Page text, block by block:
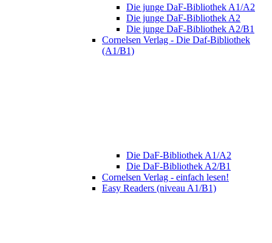
Die junge DaF-Bibliothek A1/A2
Die junge DaF-Bibliothek A2
Die junge DaF-Bibliothek A2/B1
Cornelsen Verlag - Die Daf-Bibliothek
(A1/B1)
Die DaF-Bibliothek A1/A2
Die DaF-Bibliothek A2/B1
Cornelsen Verlag - einfach lesen!
Easy Readers (niveau A1/B1)